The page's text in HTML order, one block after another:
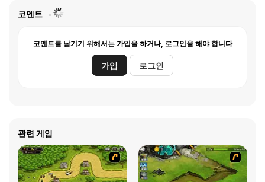
코멘트
코멘트를 남기기 위해서는 가입을 하거나, 로그인을 해야 합니다
가입 로그인
관련 게임